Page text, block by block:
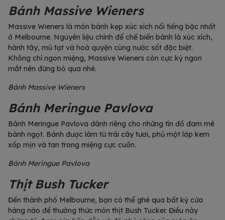
Bánh Massive Wieners
Massive Wieners là món bánh kẹp xúc xích nổi tiếng bậc nhất
ở Melbourne. Nguyên liệu chính để chế biến bánh là xúc xích,
hành tây, mù tạt và hoà quyện cùng nước sốt đặc biệt.
Không chỉ ngon miệng, Massive Wieners còn cực kỳ ngon
mắt nên đừng bỏ qua nhé.
Bánh Massive Wieners
Bánh Meringue Pavlova
Bánh Meringue Pavlova dành riêng cho những tín đồ đam mê
bánh ngọt. Bánh được làm từ trái cây tươi, phủ một lớp kem
xốp mịn và tan trong miệng cực cuốn.
Bánh Meringue Pavlova
Thịt Bush Tucker
Đến thành phố Melbourne, bạn có thể ghé qua bất kỳ cửa
hàng nào để thưởng thức món thịt Bush Tucker. Điều này